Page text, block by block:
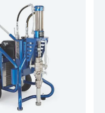
tartályok,
tetők, valamint
és homlokzati munka
permetezésére.
kialakítása a
motorokkal együtt
a legjobbakká teszi,
globalizált piacon
nagyon tartós,
és hosszú évekig
működésre
Honda